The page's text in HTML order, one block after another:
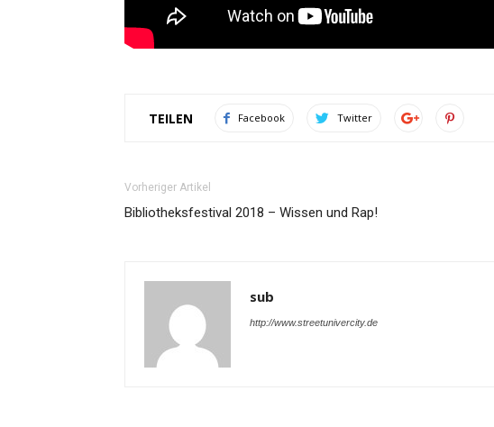
TEILEN Facebook Twitter
Vorheriger Artikel
Bibliotheksfestival 2018 – Wissen und Rap!
sub
http://www.streetunivercity.de